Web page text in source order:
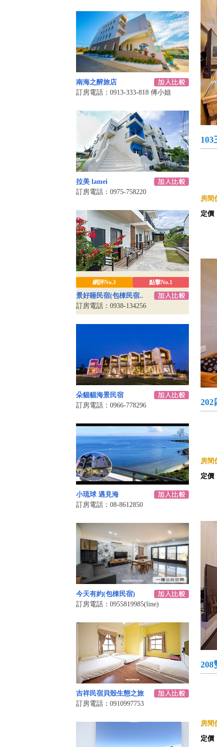
南海之醉旅店
訂房電話：0913-333-818 傅小姐
拉美 lamei
訂房電話：0975-758220
網評No.3 點擊No.1
景好睡民宿(包棟民宿..
訂房電話：0938-134256
朵貓貓海景民宿
訂房電話：0966-778296
小琉球 遇見海
訂房電話：08-8612850
今天有約(包棟民宿)
訂房電話：0955819985(line)
吉祥民宿貝殼生態之旅
訂房電話：0910997753
103
房間
定價
202
房間
定價
208
房間
定價